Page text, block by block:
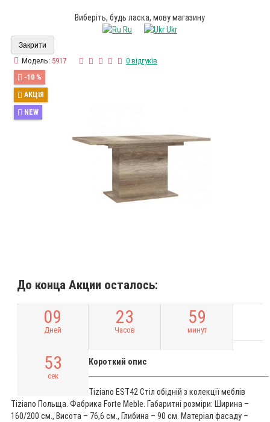
Виберіть, будь ласка, мову магазину
Ru
Ukr
Закрити
Модель: 5917 0 відгуків
-10 %
АКЦІЯ
NEW
До конца Акции осталось:
09
Дней
23
Часов
59
минут
52
сек
Короткий опис
Tiziano EST42 Стіл обідній з колекції меблів
Tiziano Польща. Фабрика Forte Meble. Габаритні розміри: Ширина –
160/200 см., Висота – 76,6 см., Глибина – 90 см. Матеріал фасаду –